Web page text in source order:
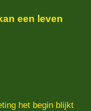
een leven
het begin blijkt